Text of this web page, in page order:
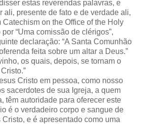
estas reverendas palavras, e
ali, presente de fato e de verdade ali,
Catechism on the Office of the Holy
“Uma comissão de clérigos”,
declaração: “A Santa Comunhão
feita sobre um altar a Deus.”
os quais, depois, se tornam o
Cristo em pessoa, como nosso
sacerdotes de sua Igreja, a quem
têm autoridade para oferecer este
é o verdadeiro corpo e sangue de
e é apresentado como uma